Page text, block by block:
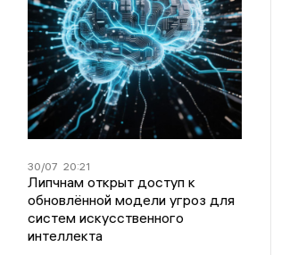
30/07 20:21
Липчнам открыт доступ к
обновлённой модели угроз для
систем искусственного
интеллекта